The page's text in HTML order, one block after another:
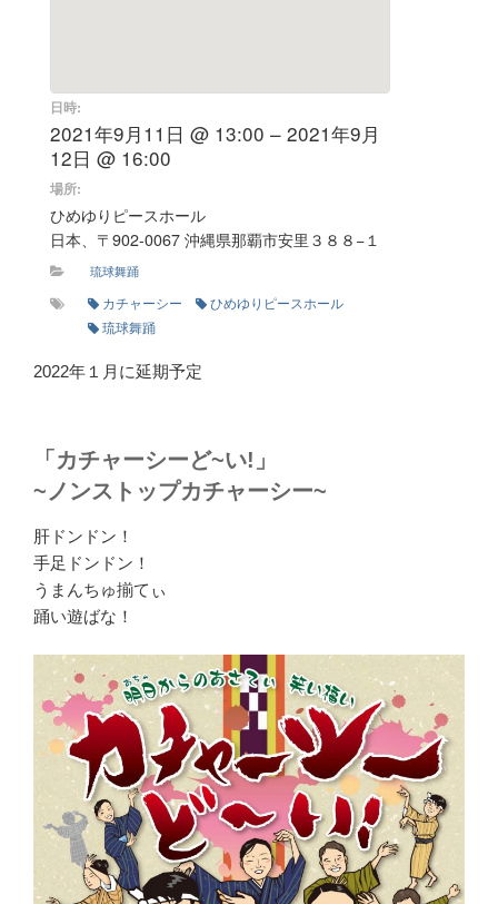
日時:
2021年9月11日 @ 13:00 – 2021年9月
12日 @ 16:00
場所:
ひめゆりピースホール
日本、〒902-0067 沖縄県那覇市安里３８８−１
琉球舞踊
カチャーシー
ひめゆりピースホール
琉球舞踊
2022年１月に延期予定
「カチャーシーど~い!」
~ノンストップカチャーシー~
肝ドンドン！
手足ドンドン！
うまんちゅ揃てぃ
踊い遊ばな！